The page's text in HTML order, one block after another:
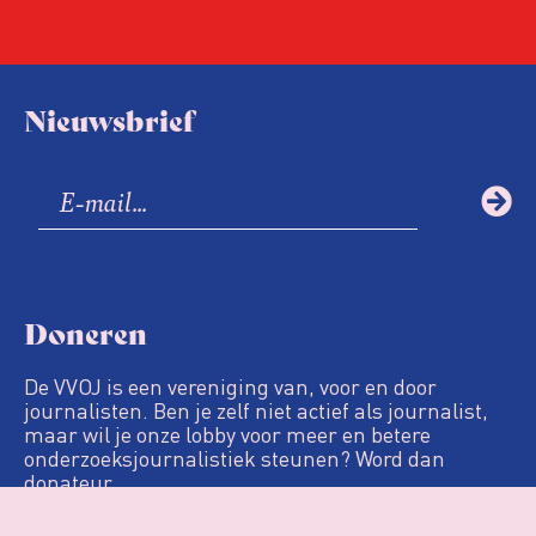
Nieuwsbrief
Doneren
De VVOJ is een vereniging van, voor en door
journalisten. Ben je zelf niet actief als journalist,
maar wil je onze lobby voor meer en betere
onderzoeksjournalistiek steunen? Word dan
donateur.